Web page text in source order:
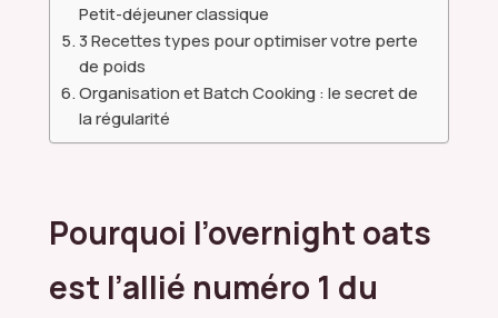
Petit-déjeuner classique
3 Recettes types pour optimiser votre perte
de poids
Organisation et Batch Cooking : le secret de
la régularité
Pourquoi l’overnight oats
est l’allié numéro 1 du